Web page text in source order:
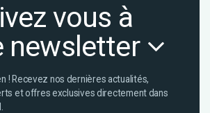
vous à
newsletter
! Recevez nos dernières actualités,
et offres exclusives directement dans